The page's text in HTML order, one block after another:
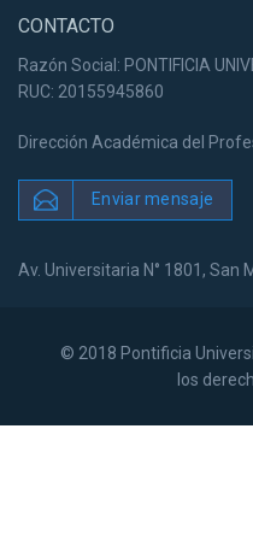
CONTACTO
Razón Social: PONTIFICIA
RUC: 20155945860
Dirección Académica del
Enviar mensaje
Av. Universitaria N° 1801, San
© 2018 Pontificia
los